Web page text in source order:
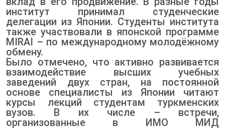
институт принимал студенческие
делегации из Японии. Студенты института
также участвовали в японской программе
MIRAI – по международному молодёжному
обмену.
Было отмечено, что активно развивается
взаимодействие высших учебных
заведений двух стран, на постоянной
основе специалисты из Японии читают
курсы лекций студентам туркменских
вузов. В их числе – встречи,
организованные в ИМО МИД